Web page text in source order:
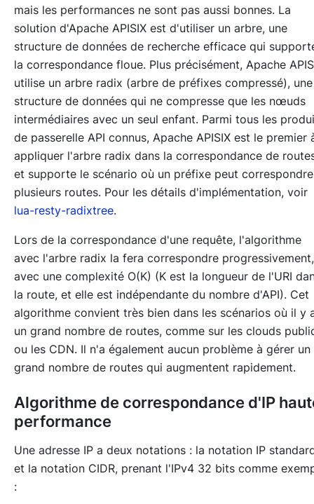
mais les performances ne sont pas aussi bonnes. La
solution d'Apache APISIX est d'utiliser un arbre, une
structure de données de recherche efficace qui
la correspondance floue. Plus précisément, Apache
utilise un arbre radix (arbre de préfixes compressé), une
structure de données qui ne compresse que les nœuds
intermédiaires avec un seul enfant. Parmi tous les
de passerelle API connus, Apache APISIX est le premier
appliquer l'arbre radix dans la correspondance de
et supporte le scénario où un préfixe peut
plusieurs routes. Pour les détails d'implémentation, voir
lua-resty-radixtree.
Lors de la correspondance d'une requête, l'algorithme
avec l'arbre radix la fera correspondre progressivement,
avec une complexité O(K) (K est la longueur de l'URI
la route, et elle est indépendante du nombre d'API). Cet
algorithme convient très bien dans les scénarios où il y
un grand nombre de routes, comme sur les clouds
ou les CDN. Il n'a également aucun problème à gérer un
grand nombre de routes qui augmentent rapidement.
Algorithme de correspondance d'IP
performance
Une adresse IP a deux notations : la notation IP
et la notation CIDR, prenant l'IPv4 32 bits comme
: